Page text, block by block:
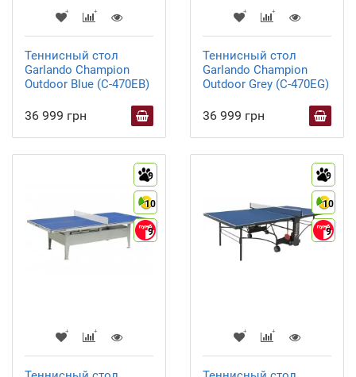
Теннисный стол
Garlando Champion
Outdoor Blue (C-470EB)
36 999 грн
Теннисный стол
Garlando Champion
Outdoor Grey (C-470EG)
36 999 грн
9
10
9
9
10
9